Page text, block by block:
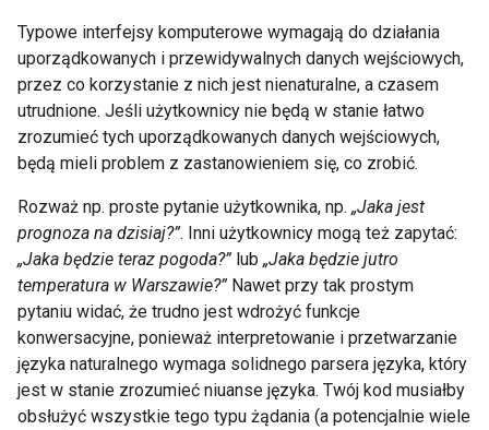
Typowe interfejsy komputerowe wymagają do działania
uporządkowanych i przewidywalnych danych wejściowych,
przez co korzystanie z nich jest nienaturalne, a czasem
utrudnione. Jeśli użytkownicy nie będą w stanie łatwo
zrozumieć tych uporządkowanych danych wejściowych,
będą mieli problem z zastanowieniem się, co zrobić.
Rozważ np. proste pytanie użytkownika, np. „Jaka jest
prognoza na dzisiaj?”. Inni użytkownicy mogą też zapytać:
„Jaka będzie teraz pogoda?” lub „Jaka będzie jutro
temperatura w Warszawie?” Nawet przy tak prostym
pytaniu widać, że trudno jest wdrożyć funkcje
konwersacyjne, ponieważ interpretowanie i przetwarzanie
języka naturalnego wymaga solidnego parsera języka, który
jest w stanie zrozumieć niuanse języka. Twój kod musiałby
obsłużyć wszystkie tego typu żądania (a potencjalnie wiele